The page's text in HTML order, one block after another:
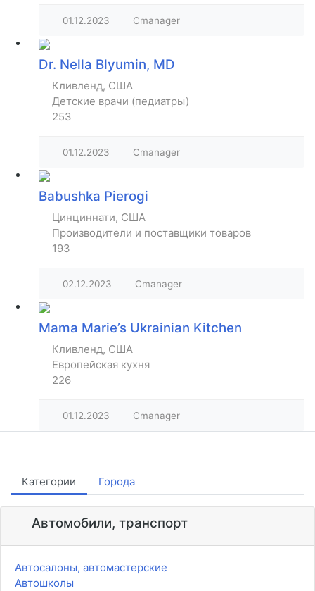
01.12.2023 Cmanager
Dr. Nella Blyumin, MD
Кливленд, США
Детские врачи (педиатры)
253
01.12.2023 Cmanager
Babushka Pierogi
Цинциннати, США
Производители и поставщики товаров
193
02.12.2023 Cmanager
Mama Marie’s Ukrainian Kitchen
Кливленд, США
Европейская кухня
226
01.12.2023 Cmanager
Категории Города
Автомобили, транспорт
Автосалоны, автомастерские
Автошколы